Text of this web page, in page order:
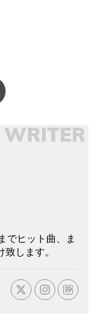
WRITER
でヒット曲、ま
します。